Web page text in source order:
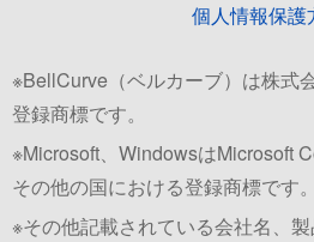
個人情報保護
※BellCurve（ベルカーブ）は株式
登録商標です。
※Microsoft、WindowsはMicrosoft
その他の国における登録商標です。
※その他記載されている会社名、